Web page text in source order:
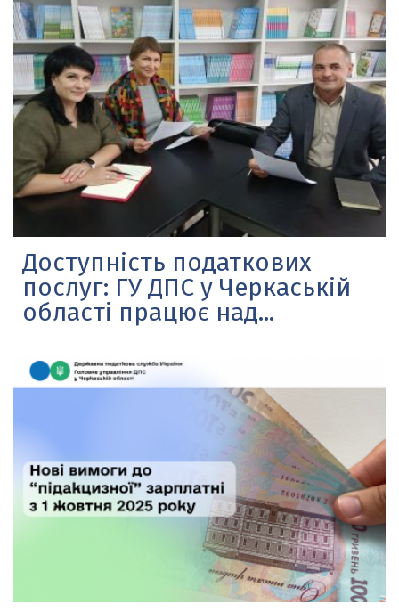
Доступність податкових
послуг: ГУ ДПС у Черкаській
області працює над...